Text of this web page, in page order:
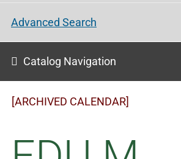
Advanced Search
Catalog Navigation
[ARCHIVED CALENDAR]